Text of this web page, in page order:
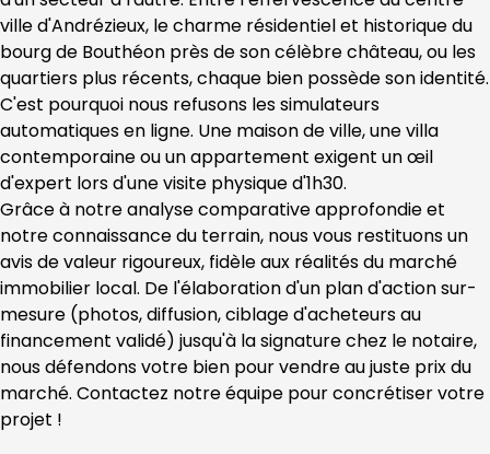
ville d'Andrézieux, le charme résidentiel et historique du
bourg de Bouthéon près de son célèbre château, ou les
quartiers plus récents, chaque bien possède son identité.
C'est pourquoi nous refusons les simulateurs
automatiques en ligne. Une maison de ville, une villa
contemporaine ou un appartement exigent un œil
d'expert lors d'une visite physique d'1h30.
Grâce à notre analyse comparative approfondie et
notre connaissance du terrain, nous vous restituons un
avis de valeur rigoureux, fidèle aux réalités du marché
immobilier local. De l'élaboration d'un plan d'action sur-
mesure (photos, diffusion, ciblage d'acheteurs au
financement validé) jusqu'à la signature chez le notaire,
nous défendons votre bien pour vendre au juste prix du
marché. Contactez notre équipe pour concrétiser votre
projet !